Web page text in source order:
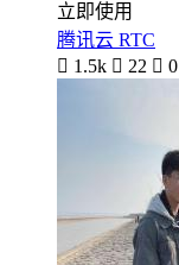
立即使用
腾讯云 RTC
 1.5k  22  0